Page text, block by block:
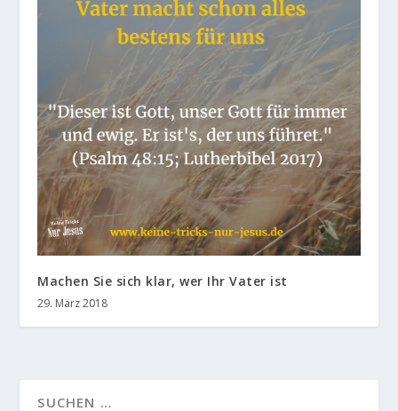
Machen Sie sich klar, wer Ihr Vater ist
29. März 2018